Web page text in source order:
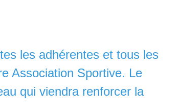
les adhérentes et tous les
Association Sportive. Le
qui viendra renforcer la